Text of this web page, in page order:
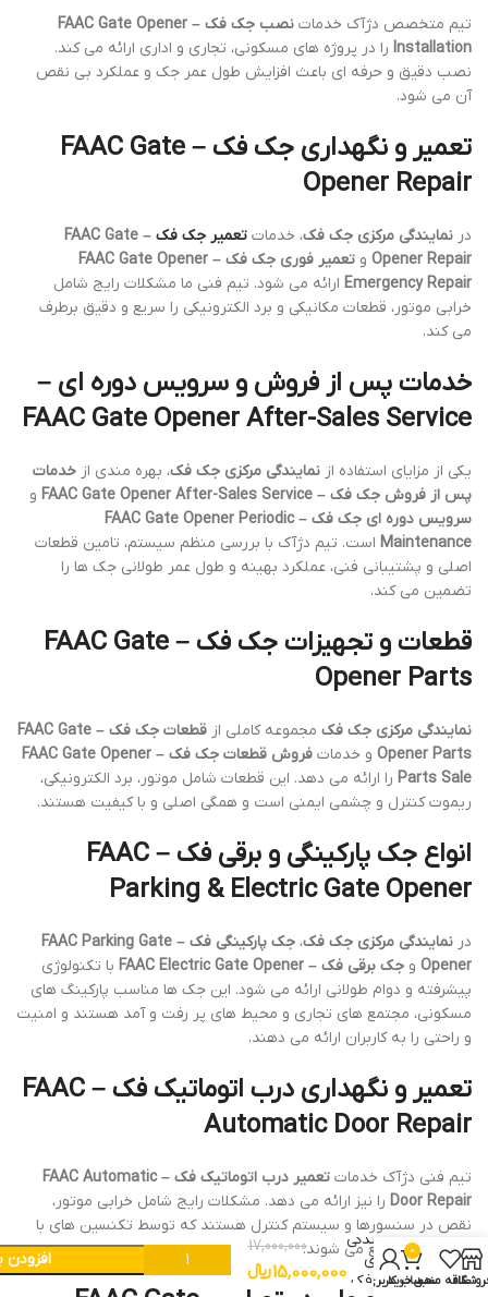
تیم متخصص دژآک خدمات
نصب جک فک – FAAC Gate Opener
Installation را در پروژه های مسکونی، تجاری و اداری ارائه می کند.
نصب دقیق و حرفه ای باعث افزایش طول عمر جک و عملکرد بی نقص
آن می شود.
تعمیر و نگهداری جک فک – FAAC Gate
Opener Repair
در نمایندگی مرکزی جک فک، خدمات تعمیر جک فک
– FAAC Gate
Opener Repair و
تعمیر فوری جک فک – FAAC Gate Opener
Emergency Repair ارائه می شود. تیم فنی ما مشکلات رایج شامل
خرابی موتور، قطعات مکانیکی و برد الکترونیکی را سریع و دقیق برطرف
می کند.
خدمات پس از فروش و سرویس دوره ای –
FAAC Gate Opener After-Sales Service
یکی از مزایای استفاده از نمایندگی مرکزی جک فک، بهره مندی از خدمات
پس از فروش جک فک – FAAC Gate Opener After-Sales Service
و
سرویس دوره ای جک فک – FAAC Gate Opener Periodic
Maintenance است. تیم دژآک با بررسی منظم سیستم، تامین قطعات
اصلی و پشتیبانی فنی، عملکرد بهینه و طول عمر طولانی جک ها را
تضمین می کند.
قطعات و تجهیزات جک فک – FAAC Gate
Opener Parts
نمایندگی مرکزی جک فک مجموعه کاملی از
قطعات جک فک – FAAC Gate
Opener Parts و خدمات
فروش قطعات جک فک – FAAC Gate Opener
Parts Sale را ارائه می دهد. این قطعات شامل موتور، برد الکترونیکی،
ریموت کنترل و چشمی ایمنی است و همگی اصلی و با کیفیت هستند.
انواع جک پارکینگی و برقی فک – FAAC
Parking & Electric Gate Opener
در نمایندگی مرکزی جک فک،
جک پارکینگی فک – FAAC Parking Gate
Opener و جک برقی فک – FAAC Electric Gate Opener
با تکنولوژی
پیشرفته و دوام طولانی ارائه می شود. این جک ها مناسب پارکینگ های
مسکونی، مجتمع های تجاری و محیط های پر رفت و آمد هستند و امنیت
و راحتی را به کاربران ارائه می دهند.
تعمیر و نگهداری درب اتوماتیک فک – FAAC
Automatic Door Repair
تیم فنی دژآک خدمات
تعمیر درب اتوماتیک فک – FAAC Automatic
Door Repair را نیز ارائه می دهد. مشکلات رایج شامل خرابی موتور،
نقص در سنسورها و سیستم کنترل هستند که توسط تکنسین های با
تجربه سریعاً رفع می شوند.
نمایندگی
مرکزی
جک فک
17,000,000
15,000,000﷼ علاقه مندی
0
سبد خرید
حساب کاربری من